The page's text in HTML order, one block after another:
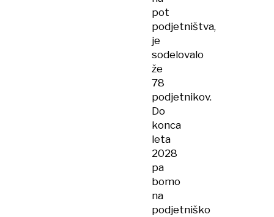
pot
podjetništva,
je
sodelovalo
že
78
podjetnikov.
Do
konca
leta
2028
pa
bomo
na
podjetniško